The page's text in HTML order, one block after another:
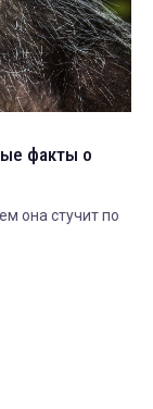
факты о
она стучит по